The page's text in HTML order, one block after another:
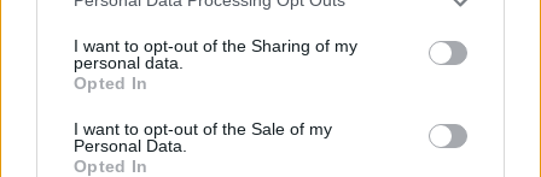
not limited to your visit or usage behaviour. You may click to
grant or deny consent to Google and its third-party tags to
use your data for below specified purposes in below Google
consent section.
I want to opt-out of the Sharing of my
personal data.
Opted In
I want to opt-out of the Sale of my
Personal Data.
Opted In